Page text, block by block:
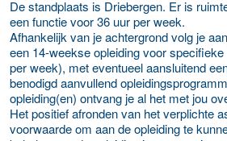
De standplaats is Driebergen. Er is
een functie voor 36 uur per week.
Afhankelijk van je achtergrond volg je
een 14-weekse opleiding voor
per week), met eventueel aansluitend
benodigd aanvullend
opleiding(en) ontvang je al het met jou
Het positief afronden van het verplichte
voorwaarde om aan de opleiding te